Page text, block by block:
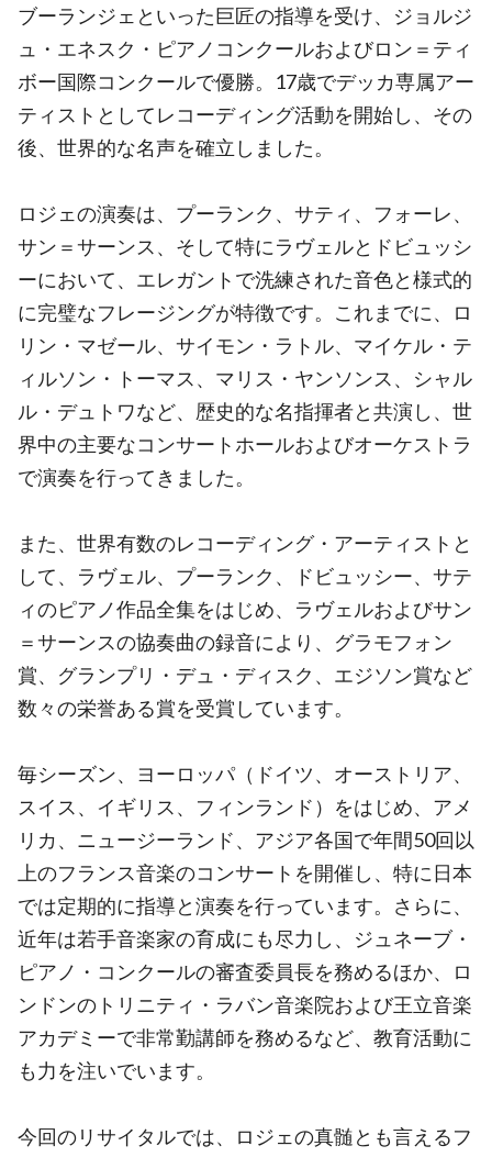
ブーランジェといった巨匠の指導を受け、ジョルジ
ュ・エネスク・ピアノコンクールおよびロン＝ティ
ボー国際コンクールで優勝。17歳でデッカ専属アー
ティストとしてレコーディング活動を開始し、その
後、世界的な名声を確立しました。
ロジェの演奏は、プーランク、サティ、フォーレ、
サン＝サーンス、そして特にラヴェルとドビュッシ
ーにおいて、エレガントで洗練された音色と様式的
に完璧なフレージングが特徴です。これまでに、ロ
リン・マゼール、サイモン・ラトル、マイケル・テ
ィルソン・トーマス、マリス・ヤンソンス、シャル
ル・デュトワなど、歴史的な名指揮者と共演し、世
界中の主要なコンサートホールおよびオーケストラ
で演奏を行ってきました。
また、世界有数のレコーディング・アーティストと
して、ラヴェル、プーランク、ドビュッシー、サテ
ィのピアノ作品全集をはじめ、ラヴェルおよびサン
＝サーンスの協奏曲の録音により、グラモフォン
賞、グランプリ・デュ・ディスク、エジソン賞など
数々の栄誉ある賞を受賞しています。
毎シーズン、ヨーロッパ（ドイツ、オーストリア、
スイス、イギリス、フィンランド）をはじめ、アメ
リカ、ニュージーランド、アジア各国で年間50回以
上のフランス音楽のコンサートを開催し、特に日本
では定期的に指導と演奏を行っています。さらに、
近年は若手音楽家の育成にも尽力し、ジュネーブ・
ピアノ・コンクールの審査委員長を務めるほか、ロ
ンドンのトリニティ・ラバン音楽院および王立音楽
アカデミーで非常勤講師を務めるなど、教育活動に
も力を注いでいます。
今回のリサイタルでは、ロジェの真髄とも言えるフ